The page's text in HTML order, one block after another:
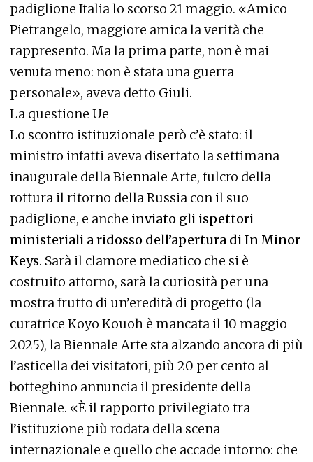
padiglione Italia lo scorso 21 maggio. «Amico
Pietrangelo, maggiore amica la verità che
rappresento. Ma la prima parte, non è mai
venuta meno: non è stata una guerra
personale», aveva detto Giuli.
La questione Ue
Lo scontro istituzionale però c’è stato: il
ministro infatti aveva disertato la settimana
inaugurale della Biennale Arte, fulcro della
rottura il ritorno della Russia con il suo
padiglione, e anche inviato gli ispettori
ministeriali a ridosso dell’apertura di In Minor
Keys. Sarà il clamore mediatico che si è
costruito attorno, sarà la curiosità per una
mostra frutto di un’eredità di progetto (la
curatrice Koyo Kouoh è mancata il 10 maggio
2025), la Biennale Arte sta alzando ancora di più
l’asticella dei visitatori, più 20 per cento al
botteghino annuncia il presidente della
Biennale. «È il rapporto privilegiato tra
l’istituzione più rodata della scena
internazionale e quello che accade intorno: che